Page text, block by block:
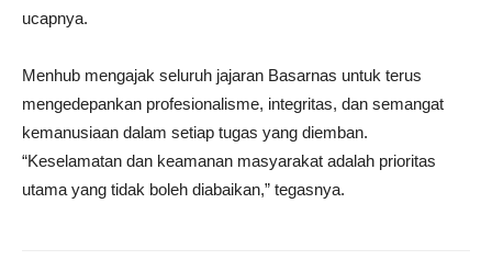
ucapnya.
Menhub mengajak seluruh jajaran Basarnas untuk terus
mengedepankan profesionalisme, integritas, dan semangat
kemanusiaan dalam setiap tugas yang diemban.
“Keselamatan dan keamanan masyarakat adalah prioritas
utama yang tidak boleh diabaikan,” tegasnya.